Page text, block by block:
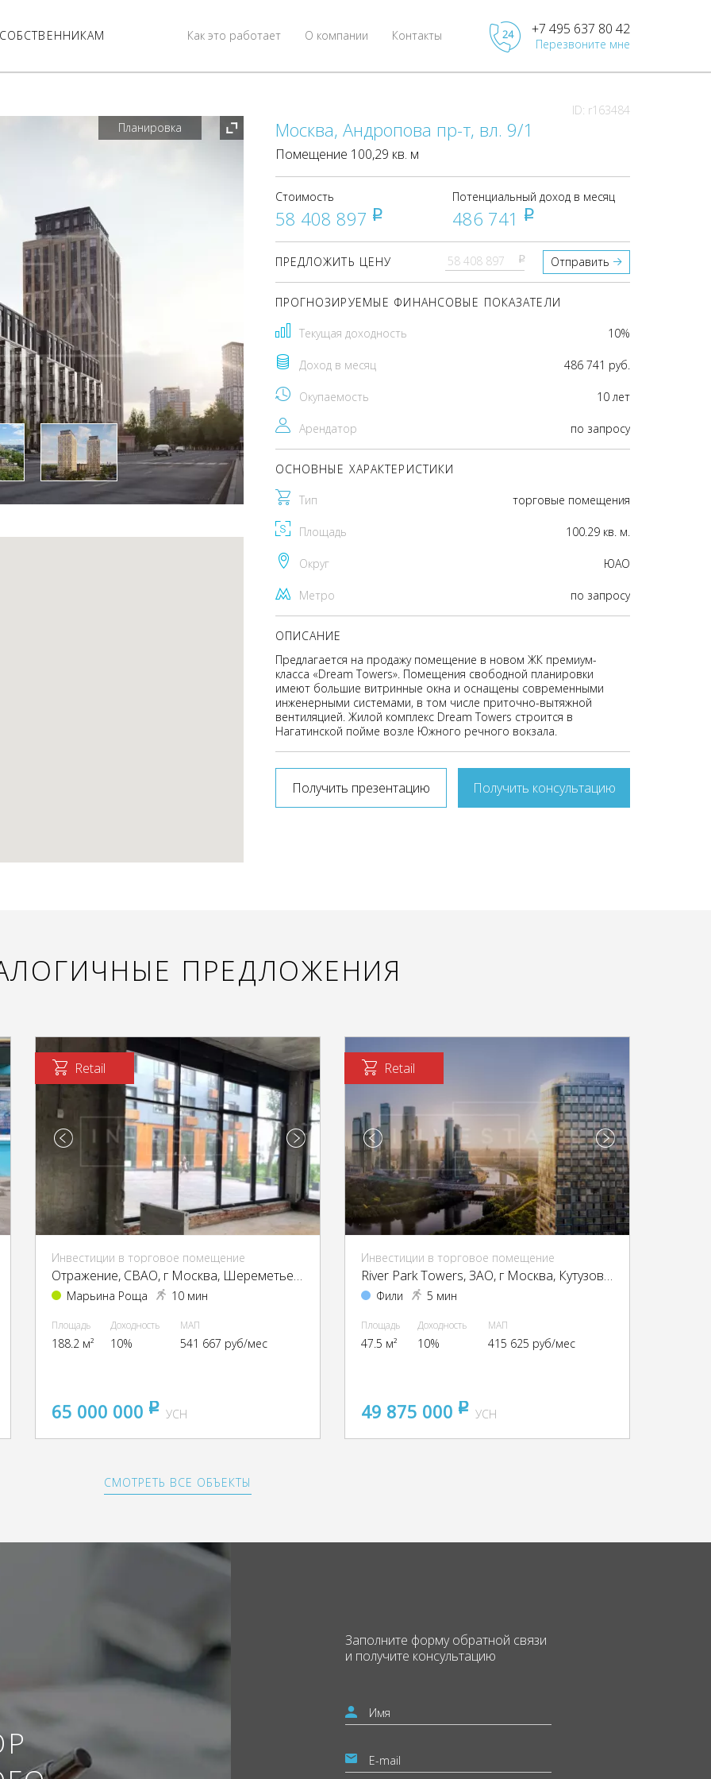
Контакты
О компании
Как это работает +7 495 637 80 42
Перезвоните мне
ID: r163484
Планировка
Москва, Андропова пр-т, вл. 9/1
Помещение 100,29 кв. м
Стоимость
58 408 897 pуб
Потенциальный доход в месяц
486 741 pуб
ПРЕДЛОЖИТЬ ЦЕНУ pуб Отправить
ПРОГНОЗИРУЕМЫЕ ФИНАНСОВЫЕ ПОКАЗАТЕЛИ
Текущая доходность 10%
Доход в месяц 486 741 руб.
Окупаемость 10 лет
Арендатор по запросу
ОСНОВНЫЕ ХАРАКТЕРИСТИКИ
Тип торговые помещения
Площадь 100.29 кв. м.
Округ ЮАО
Метро по запросу
ОПИСАНИЕ
Предлагается на продажу помещение в новом ЖК премиум-
класса «Dream Towers». Помещения свободной планировки
имеют большие витринные окна и оснащены современными
инженерными системами, в том числе приточно-вытяжной
вентиляцией. Жилой комплекс Dream Towers строится в
Нагатинской пойме возле Южного речного вокзала.
Получить презентацию Получить консультацию
ПРЕДЛОЖЕНИЯ
Retail
Инвестиции в торговое помещение
Отражение, CВАО, г Москва, Шереметьевская ул., 26
Марьина Роща 10 мин
Площадь
188.2 м²
Доходность
10%
МАП
541 667 руб/мес
65 000 000 pуб
УСН
Retail
Инвестиции в торговое помещение
River Park Towers, ЗАО, г Москва, Кутузовский пр-д, вл. 16
Фили 5 мин
Площадь
47.5 м²
Доходность
10%
МАП
415 625 руб/мес
49 875 000 pуб
УСН
СМОТРЕТЬ ВСЕ ОБЪЕКТЫ
Заполните формуобратной связи
и получите консультацию